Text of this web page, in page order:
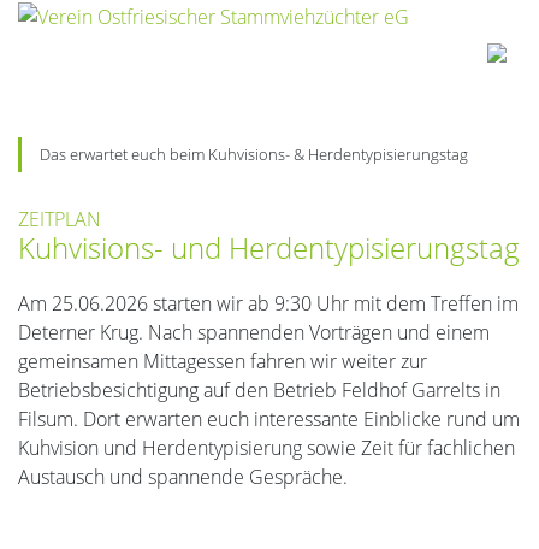
Das erwartet euch beim Kuhvisions- & Herdentypisierungstag
ZEITPLAN
Kuhvisions- und Herdentypisierungstag
Am 25.06.2026 starten wir ab 9:30 Uhr mit dem Treffen im
Deterner Krug. Nach spannenden Vorträgen und einem
gemeinsamen Mittagessen fahren wir weiter zur
Betriebsbesichtigung auf den Betrieb Feldhof Garrelts in
Filsum. Dort erwarten euch interessante Einblicke rund um
Kuhvision und Herdentypisierung sowie Zeit für fachlichen
Austausch und spannende Gespräche.